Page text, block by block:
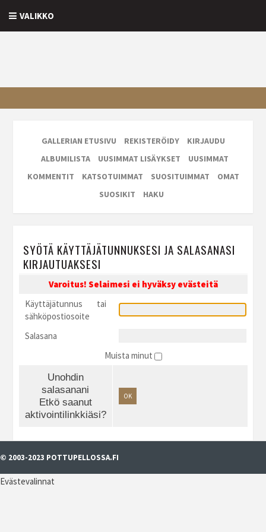
VALIKKO
GALLERIAN ETUSIVU REKISTERÖIDY
KIRJAUDU
ALBUMILISTA
UUSIMMAT LISÄYKSET
UUSIMMAT
KOMMENTIT
KATSOTUIMMAT SUOSITUIMMAT
OMAT
SUOSIKIT
HAKU
SYÖTÄ KÄYTTÄJÄTUNNUKSESI JA SALASANASI
KIRJAUTUAKSESI
Varoitus! Selaimesi ei hyväksy evästeitä
Käyttäjätunnus tai
sähköpostiosoite
Salasana
Muista minut
Unohdin
salasanani
Etkö saanut
aktivointilinkkiäsi?
OK
© 2003-2023 POTTUPELLOSSA.FI
Evästevalinnat